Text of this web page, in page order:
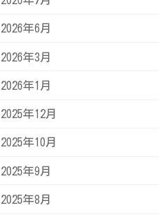
2026年6月
2026年3月
2026年1月
2025年12月
2025年10月
2025年9月
2025年8月